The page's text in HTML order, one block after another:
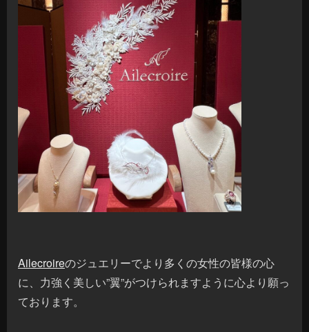
Ailecroireのジュエリーでより多くの女性の皆様の心
に、力強く美しい”翼”がつけられますように心より願っ
ております。